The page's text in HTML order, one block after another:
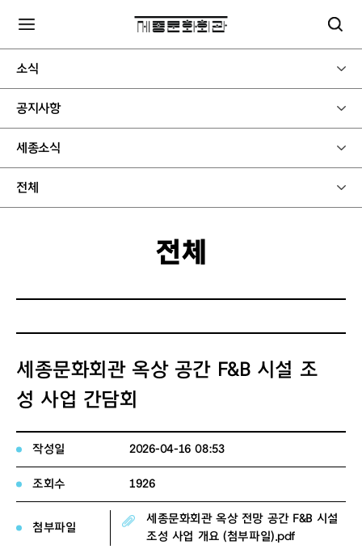
소식
공지사항
세종소식
전체
전체
세종문화회관 옥상 공간 F&B 시설 조
성 사업 간담회
작성일 2026-04-16 08:53
조회수 1926
첨부파일
세종문화회관 옥상 전망 공간 F&B 시설
조성 사업 개요 (첨부파일).pdf